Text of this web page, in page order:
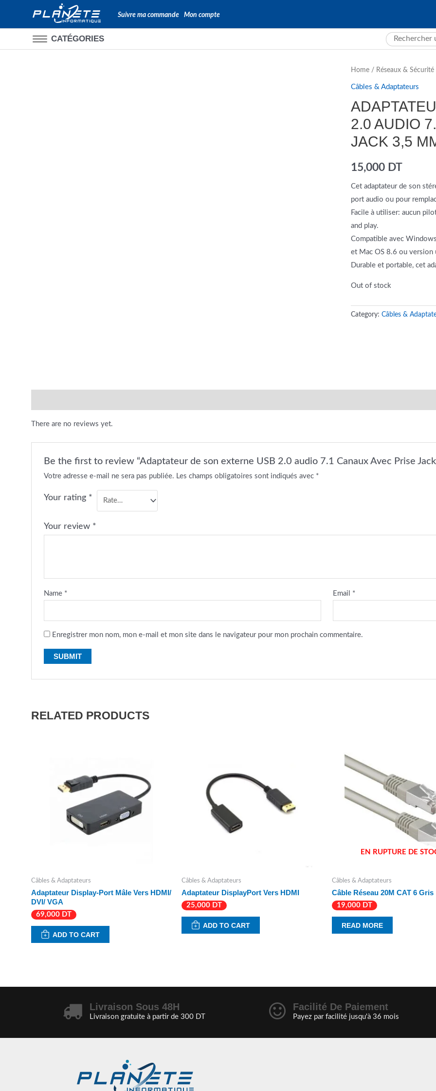
Suivre ma commande Mon compte
CATÉGORIES
Search
for:
Home/ Réseaux & Sécurité
Câbles & Adaptateurs
2.0 AUDIO
JACK 3,5
15,000 DT
Cet adaptateur de son
port audio ou pour
Facile à utiliser: aucun
and play.
Compatible avec
et Mac OS 8.6 ou version
Durable et portable, cet
Out of stock
Category: Câbles &
There are no reviews yet.
Be the first to review “Adaptateur de son externe USB 2.0 audio 7.1 Canaux Avec Prise
Votre adresse e-mail ne sera pas publiée. Les champs obligatoires sont indiqués avec *
Your rating *
Your review *
Name * Email *
Enregistrer mon nom, mon e-mail et mon site dans le navigateur pour mon prochain commentaire.
RELATED PRODUCTS
Câbles & Adaptateurs
Adaptateur Display-Port Mâle Vers HDMI/
DVI/ VGA
69,000 DT
ADD TO CART
Câbles & Adaptateurs
Adaptateur DisplayPort Vers HDMI
25,000 DT
ADD TO CART
EN RUPTURE DE
Câbles & Adaptateurs
Câble Réseau 20M CAT 6 Gris
19,000 DT
READ MORE
Livraison Sous 48H
Livraison gratuite à partir de 300 DT
Facilité De Paiement
Payez par facilité jusqu'à 36 mois